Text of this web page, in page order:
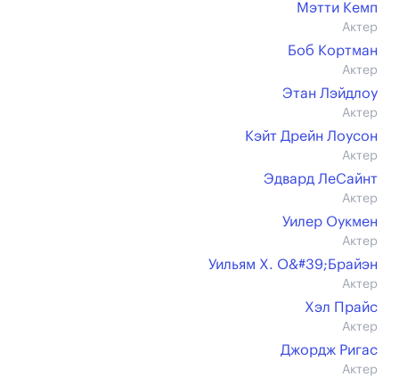
Мэтти Кемп
Актер
Боб Кортман
Актер
Этан Лэйдлоу
Актер
Кэйт Дрейн Лоусон
Актер
Эдвард ЛеСайнт
Актер
Уилер Оукмен
Актер
Уильям Х. О&#39;Брайэн
Актер
Хэл Прайс
Актер
Джордж Ригас
Актер